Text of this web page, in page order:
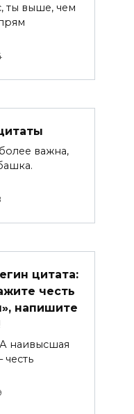
ты выше, чем
важна,
цитата:
честь
напишите
наивысшая
честь